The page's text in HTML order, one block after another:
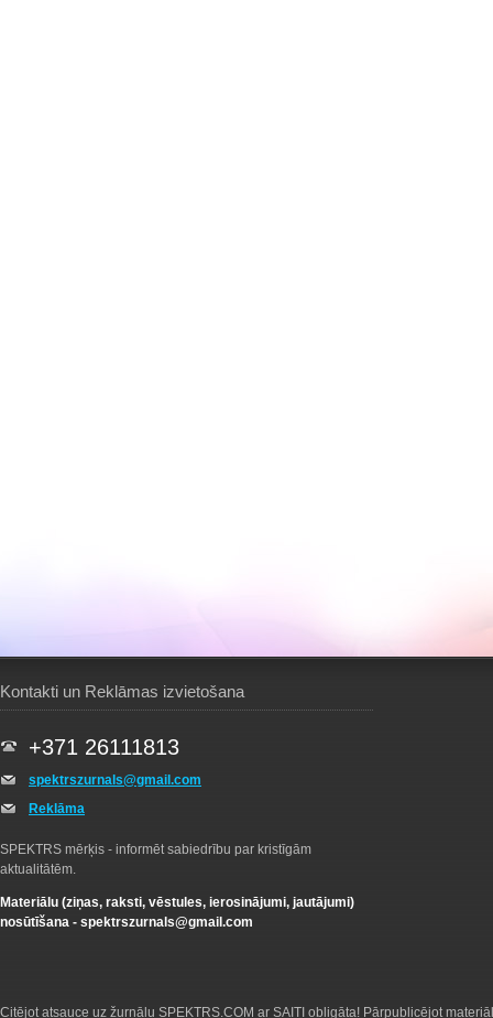
Kontakti un Reklāmas izvietošana
+371 26111813
spektrszurnals@gmail.com
Reklāma
SPEKTRS mērķis - informēt sabiedrību par kristīgām
aktualitātēm.
Materiālu (ziņas, raksti, vēstules, ierosinājumi, jautājumi)
nosūtīšana - spektrszurnals@gmail.com
Citējot atsauce uz žurnālu SPEKTRS.COM ar SAITI obligāta! Pārpublicējot